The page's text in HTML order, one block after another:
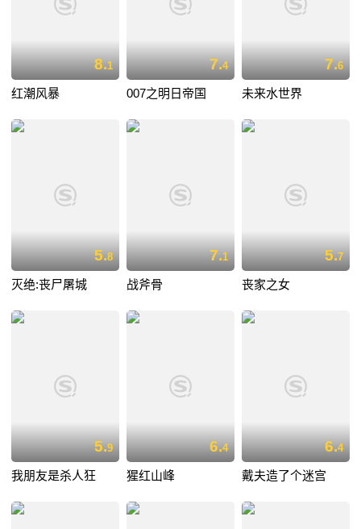
8.1
红潮风暴
7.4
007之明日帝国
7.6
未来水世界
5.8
灭绝:丧尸屠城
7.1
战斧骨
5.7
丧家之女
5.9
我朋友是杀人狂
6.4
猩红山峰
6.4
戴夫造了个迷宫